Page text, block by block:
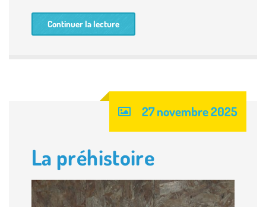
Continuer la lecture
27 novembre 2025
La préhistoire